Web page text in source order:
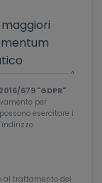
2016/679 "GDPR"
per
esercitare i
al trattamento dei